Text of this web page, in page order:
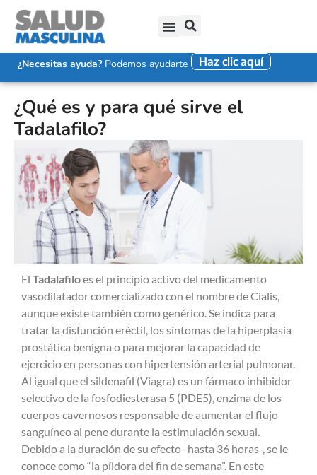
¿Necesitas ayuda?Podemos ayudarte Haz clic aquí
¿Qué es y para qué sirve el
Tadalafilo?
El Tadalafiloes el principio activo del medicamento
vasodilatador comercializado con el nombre de Cialis,
aunque existe también como genérico. Se indica para
tratar la disfunción eréctil, los síntomas de la hiperplasia
prostática benigna o para mejorar la capacidad de
ejercicio en personas con hipertensión arterial pulmonar.
Al igual que el sildenafil (Viagra) es un fármaco inhibidor
selectivo de la fosfodiesterasa 5 (PDE5), enzima de los
cuerpos cavernosos responsable de aumentar el flujo
sanguíneo al pene durante la estimulación sexual.
Debido a la duración de su efecto -hasta 36 horas-, se le
conoce como “la píldora del fin de semana”. En este